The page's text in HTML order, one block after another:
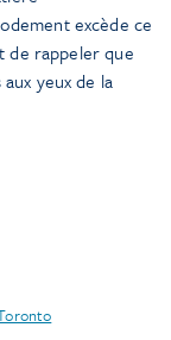
excède ce
de rappeler que
yeux de la